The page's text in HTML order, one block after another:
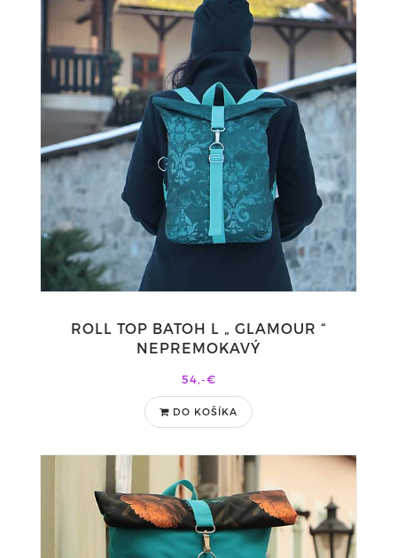
ROLL TOP BATOH L „ GLAMOUR “
NEPREMOKAVÝ
54,-€
DO KOŠÍKA